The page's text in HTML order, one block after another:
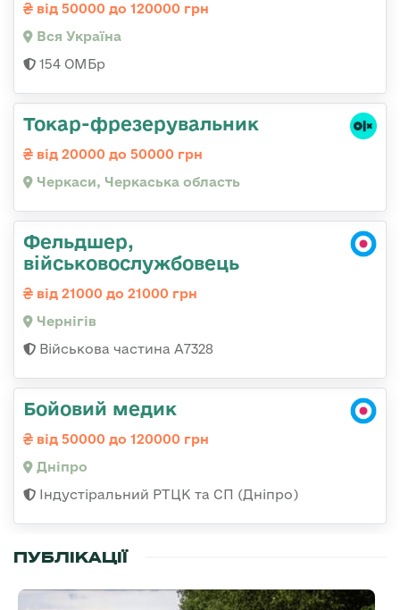
від 50000 до 120000 грн
Вся Україна
154 ОМБр
Токар-фрезерувальник
від 20000 до 50000 грн
Черкаси, Черкаська область
Фельдшер,
військовослужбовець
від 21000 до 21000 грн
Чернігів
Військова частина А7328
Бойовий медик
від 50000 до 120000 грн
Дніпро
Індустіральний РТЦК та СП (Дніпро)
ПУБЛІКАЦІЇ